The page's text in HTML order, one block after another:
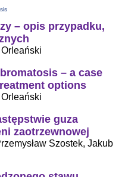
– opis przypadku,
– a case
options
guza
zaotrzewnowej
Szostek, Jakub